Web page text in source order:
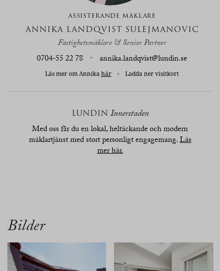
ASSISTERANDE MÄKLARE
ANNIKA LANDQVIST SULEJMANOVIC
Fastighetsmäklare & Senior Partner
0704-55 22 78
annika.landqvist@lundin.se
Läs mer om Annika här Ladda ner visitkort
LUNDIN Innerstaden
Med oss får du en lokal, heltäckande och modern
mäklartjänst med stort personligt engagemang.Läs
mer här.
Bilder